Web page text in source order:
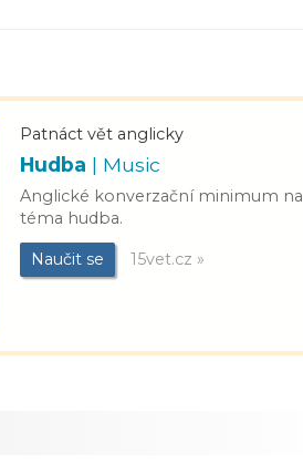
Patnáct vět anglicky
Hudba | Music
Anglické konverzační minimum na
téma hudba.
Naučit se 15vet.cz »